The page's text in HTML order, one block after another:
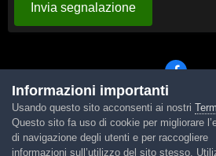
Invia segnalazione
Lingua Tema
Powered by Invision
Informazioni importanti
Usando questo sito acconsenti ai nostri
Questo sito fa uso di cookie per migliorare
di navigazione degli utenti e per raccogliere
informazioni sull’utilizzo del sito stesso.